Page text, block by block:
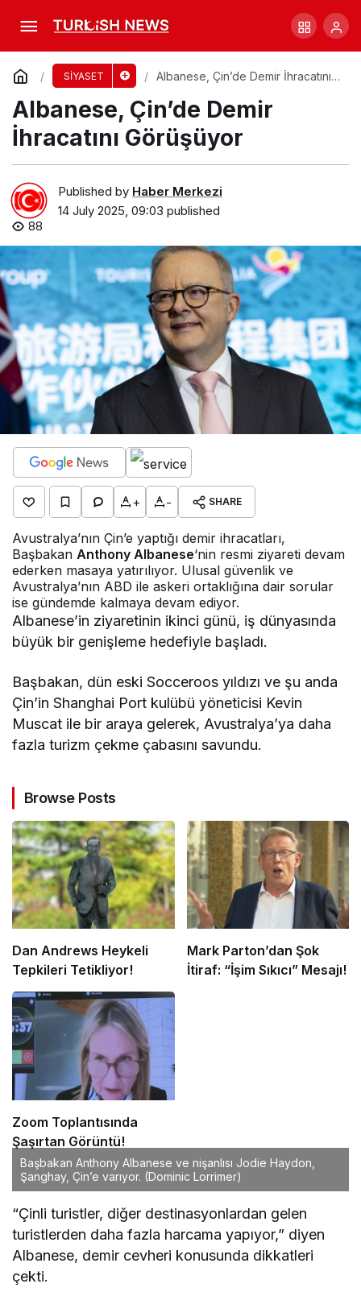
SİYASET
Albanese, Çin’de Demir İhracatını
Albanese, Çin’de Demir
İhracatını Görüşüyor
Published by Haber Merkezi
14 July 2025, 09:03 published
88
+ - SHARE
Avustralya’nın Çin’e yaptığı demir ihracatları,
Başbakan Anthony Albanese‘nin resmi ziyareti devam
ederken masaya yatırılıyor. Ulusal güvenlik ve
Avustralya’nın ABD ile askeri ortaklığına dair sorular
ise gündemde kalmaya devam ediyor.
Albanese’in ziyaretinin ikinci günü, iş dünyasında
büyük bir genişleme hedefiyle başladı.
Başbakan, dün eski Socceroos yıldızı ve şu anda
Çin’in Shanghai Port kulübü yöneticisi Kevin
Muscat ile bir araya gelerek, Avustralya’ya daha
fazla turizm çekme çabasını savundu.
Browse Posts
Dan Andrews Heykeli
Tepkileri Tetikliyor!
Mark Parton’dan Şok
İtiraf: “İşim Sıkıcı” Mesajı!
Zoom Toplantısında
Şaşırtan Görüntü!
Başbakan Anthony Albanese ve nişanlısı Jodie Haydon,
Şanghay, Çin’e varıyor. (Dominic Lorrimer)
“Çinli turistler, diğer destinasyonlardan gelen
turistlerden daha fazla harcama yapıyor,” diyen
Albanese, demir cevheri konusunda dikkatleri
çekti.
CFMEU İçin Soruşturma: Şiddet İddiaları
Başladı!
Comment Share